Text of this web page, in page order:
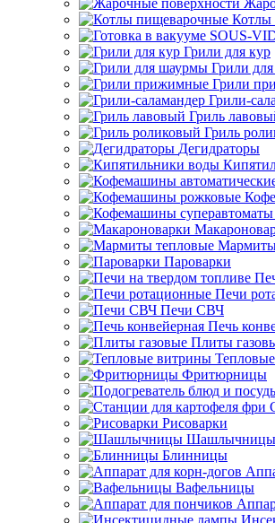
Котлы
Грили для кур
Грили
Грили
Грили-
Гриль
Гриль
Дегидраторы
Пароварки
Печи
Печи СВЧ
Печь
Плиты
Фритюрницы
Рисоварки
Шашлычницы
Блинницы
Вафельницы